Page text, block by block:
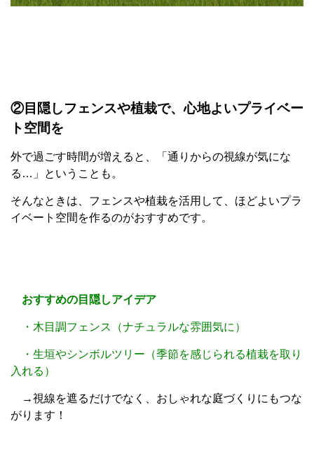
②目隠しフェンスや植栽で、心地よいプライベー
ト空間を
外で過ごす時間が増えると、「通りからの視線が気にな
る…」ということも。
そんなときは、フェンスや植栽を活用して、ほどよいプラ
イベート空間を作るのがおすすめです。
おすすめの目隠しアイデア
・木目調フェンス（ナチュラルな雰囲気に）
・生垣やシンボルツリー（季節を感じられる植栽を取り
入れる）
→視線を遮るだけでなく、おしゃれな庭づくりにもつな
がります！